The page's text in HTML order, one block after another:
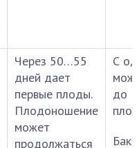
Через 50…55
дней дает
первые плоды.
Плодоношение
может
продолжаться
С
до